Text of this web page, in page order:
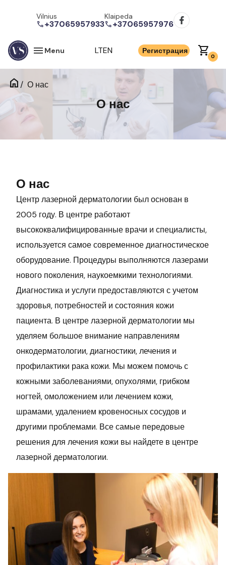
Vilnius
call+37065957933
Klaipeda
call+37065957976
menu Menu LTEN Регистрация shopping_cart0
home / О нас
О нас
О нас
Центр лазерной дерматологии был основан в
2005 году. В центре работают
высококвалифицированные врачи и специалисты,
используется самое современное диагностическое
оборудование. Процедуры выполняются лазерами
нового поколения, наукоемкими технологиями.
Диагностика и услуги предоставляются с учетом
здоровья, потребностей и состояния кожи
пациента. В центре лазерной дерматологии мы
уделяем большое внимание направлениям
онкодерматологии, диагностики, лечения и
профилактики рака кожи. Мы можем помочь с
кожными заболеваниями, опухолями, грибком
ногтей, омоложением или лечением кожи,
шрамами, удалением кровеносных сосудов и
другими проблемами. Все самые передовые
решения для лечения кожи вы найдете в центре
лазерной дерматологии.